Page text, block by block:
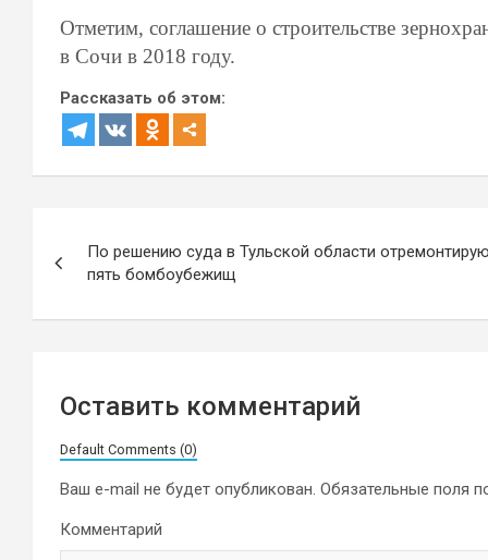
Отметим, соглашение о строительстве
в Сочи в 2018 году.
Рассказать об этом:
по
записям
По решению суда в Тульской области
пять бомбоубежищ
Оставить комментарий
Default Comments (0)
Ваш e-mail не будет опубликован. Обязательные поля
Комментарий